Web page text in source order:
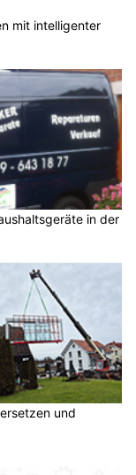
mit intelligenter
in der
und